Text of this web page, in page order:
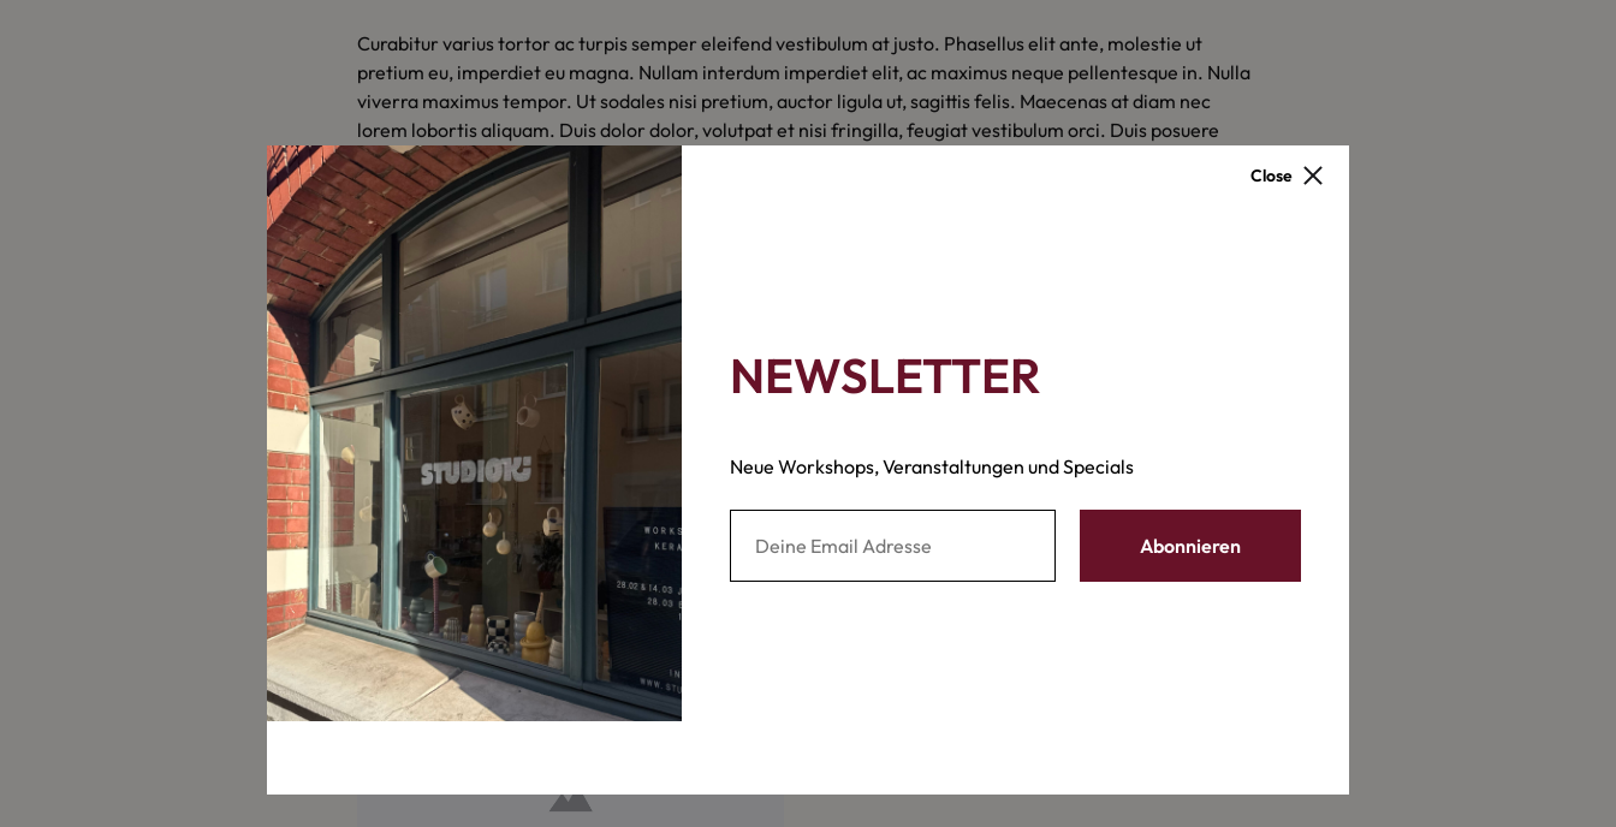
Curabitur varius tortor ac turpis semper eleifend vestibulum at justo. Phasellus elit ante, molestie ut
pretium eu, imperdiet eu magna. Nullam interdum imperdiet elit, ac maximus neque pellentesque in. Nulla
viverra maximus tempor. Ut sodales nisi pretium, auctor ligula ut, sagittis felis. Maecenas at diam nec
lorem lobortis aliquam. Duis dolor dolor, volutpat et nisi fringilla, feugiat vestibulum orci. Duis posuere
mauris id odio efficitur, lobortis ultrices nisl viverra. Integer lectus ligula, imperdiet non purus non,
consectetur dictum est. Donec sed orci eu magna tristique bibendum.
Nulla eu metus purus. Phasellus fringilla urna vel turpis pulvinar sodales. Suspendisse varius accumsan
nunc sit amet porttitor. Donec faucibus odio purus, vel convallis tellus eleifend ac. Duis pellentesque
dapibus turpis sagittis consectetur. Aenean mollis, enim id faucibus volutpat, arcu metus pharetra elit, sed
fermentum augue lectus et mi. Sed orci diam, molestie vitae nisl et, luctus tempor dolor. Lorem ipsum
dolor sit amet, consectetur adipiscing elit. Curabitur vel tempus odio. Nam molestie ipsum sit amet enim
sodales, ac fermentum ex pretium. Etiam auctor fermentum lacus, quis commodo massa. Vestibulum sit
amet rutrum odio, finibus condimentum justo nam sollicitudin malesuada sem, non euismod mi maximus sit
amet. Praesent vestibulum, lectus in viverra ullamcorper, purus lacus tempor massa, nec fermentum ligula
urna id purus.
Duis aute irure dolor in reprehenderit in voluptate velit esse cillum dolore eu fugiat nulla pariatur
excepteur sint occaecat cupidatat non proident, sunt in culpa qui officia deserunt mollit anim id est
laborum.
Close
NEWSLETTER
Neue Workshops, Veranstaltungen und Specials